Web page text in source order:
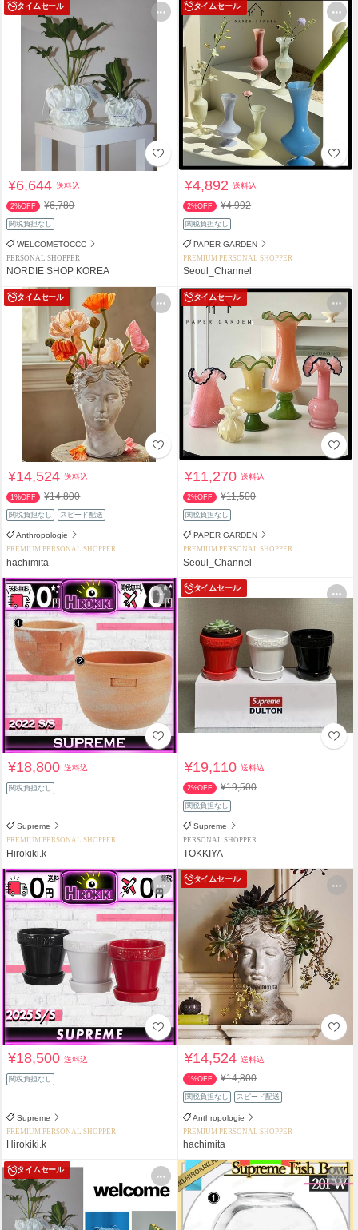
タイムセール
¥6,644送料込
2%OFF ¥6,780
関税負担なし
WELCOMETOCCC
PERSONAL SHOPPER
NORDIE SHOP KOREA
タイムセール
¥4,892送料込
2%OFF ¥4,992
関税負担なし
PAPER GARDEN
PREMIUM PERSONAL SHOPPER
Seoul_Channel
タイムセール
¥14,524送料込
1%OFF ¥14,800
関税負担なし スピード配送
Anthropologie
PREMIUM PERSONAL SHOPPER
hachimita
タイムセール
¥11,270送料込
2%OFF ¥11,500
関税負担なし
PAPER GARDEN
PREMIUM PERSONAL SHOPPER
Seoul_Channel
¥18,800送料込
関税負担なし
Supreme
PREMIUM PERSONAL SHOPPER
Hirokiki.k
タイムセール
¥19,110送料込
2%OFF ¥19,500
関税負担なし
Supreme
PERSONAL SHOPPER
TOKKIYA
¥18,500送料込
関税負担なし
Supreme
PREMIUM PERSONAL SHOPPER
Hirokiki.k
タイムセール
¥14,524送料込
1%OFF ¥14,800
関税負担なし スピード配送
Anthropologie
PREMIUM PERSONAL SHOPPER
hachimita
タイムセール